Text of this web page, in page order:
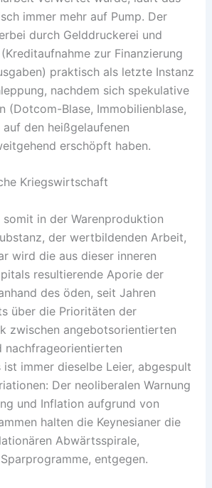
immer mehr auf Pump. Der
durch Gelddruckerei und
zur Finanzierung
praktisch als letzte Instanz
nachdem sich spekulative
(Dotcom-Blase, Immobilienblase,
den heißgelaufenen
­erschöpft haben.
Kriegswirtschaft
in der Warenproduktion
der wertbildenden Arbeit,
wird die aus dieser inneren
resultierende Aporie der
des öden, seit Jahren
über die Prioritäten der
zwischen angebotsorientierten
nachfrageorientierten
ist ­immer dieselbe Leier, abgespult
Der neolibe­ralen Warnung
und Inflation aufgrund von
halten die Keynesianer die
Abwärtsspirale,
entgegen.